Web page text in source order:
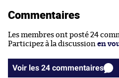
Commentaires
Les membres ont posté 24
Participez à la discussion en
Voir les 24 commentaires